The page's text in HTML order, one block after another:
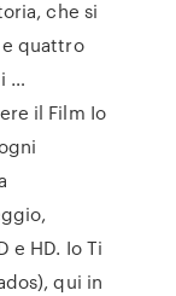
che si
quattro
…
il Film Io
e HD. Io Ti
qui in